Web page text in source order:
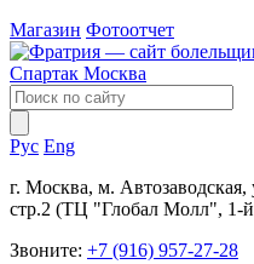
Магазин Фотоотчет
Рус Eng
г. Москва, м.
стр.2 (ТЦ "Глобал Молл", 1-
Звоните: +7 (916) 957-27-28